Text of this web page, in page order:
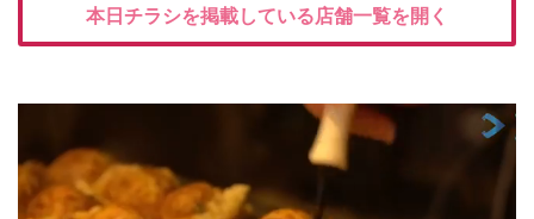
本日チラシを掲載している店舗一覧を開く